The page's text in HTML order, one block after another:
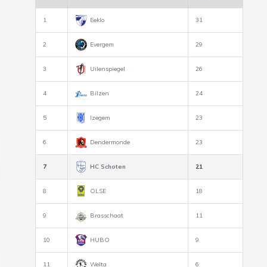
1 Eeklo 31
2 Evergem 29
3 Uilenspiegel 26
4 Bilzen 24
5 Izegem 23
6 Dendermonde 23
7 HC Schoten 21
8 OLSE 18
9 Brasschaat 11
10 HUBO 9
11 Welta 6